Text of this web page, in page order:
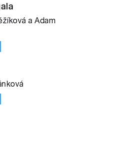
a Adam